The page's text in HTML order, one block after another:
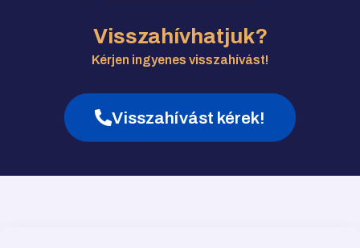
Visszahívhatjuk?
Kérjen ingyenes visszahívást!
Visszahívást kérek!